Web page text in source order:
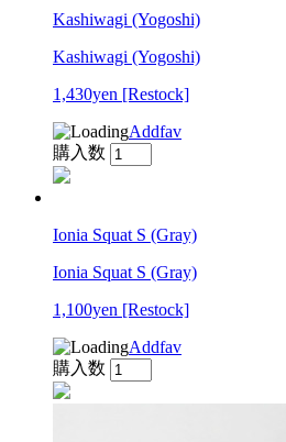
Kashiwagi (Yogoshi)
Kashiwagi (Yogoshi)
1,430yen [Restock]
Addfav
購入数
Ionia Squat S (Gray)
Ionia Squat S (Gray)
1,100yen [Restock]
Addfav
購入数